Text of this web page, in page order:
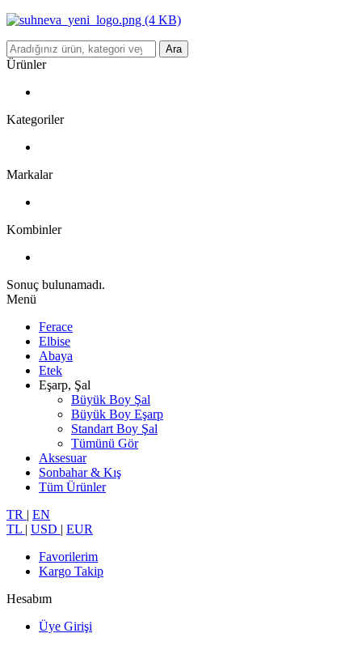
Ara
Ürünler
Kategoriler
Markalar
Kombinler
Sonuç bulunamadı.
Menü
Ferace
Elbise
Abaya
Etek
Eşarp, Şal
Büyük Boy Şal
Büyük Boy Eşarp
Standart Boy Şal
Tümünü Gör
Aksesuar
Sonbahar & Kış
Tüm Ürünler
TR | EN
TL | USD | EUR
Favorilerim
Kargo Takip
Hesabım
Üye Girişi